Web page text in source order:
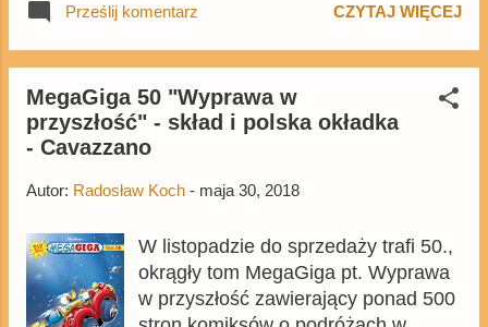
kolorowej edycji tego komiksu.
w ostatecznym rozrachunku Egmont
stanął na wysokości wydania, czy
może komiks jest bublem jak
niektóre ostatnie tytuły
jednak za prosta.
Prześlij komentarz CZYTAJ WIĘCEJ
MegaGiga 50 "Wyprawa w
przyszłość" - skład i polska okładka
- Cavazzano
Autor: Radosław Koch - maja 30, 2018
W listopadzie do sprzedaży trafi 50.,
okrągły tom MegaGiga pt. Wyprawa
w przyszłość zawierający ponad 500